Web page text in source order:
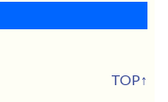
TOP↑